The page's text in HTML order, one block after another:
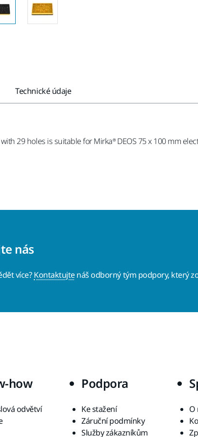
Technické údaje
with 29 holes is suitable for Mirka® DEOS 75 x 100 mm
nás
více?Kontaktujtenáš odborný tým podpory, který
how
odvětví
Podpora
Ke stažení
Záruční podmínky
Služby zákazníkům
O